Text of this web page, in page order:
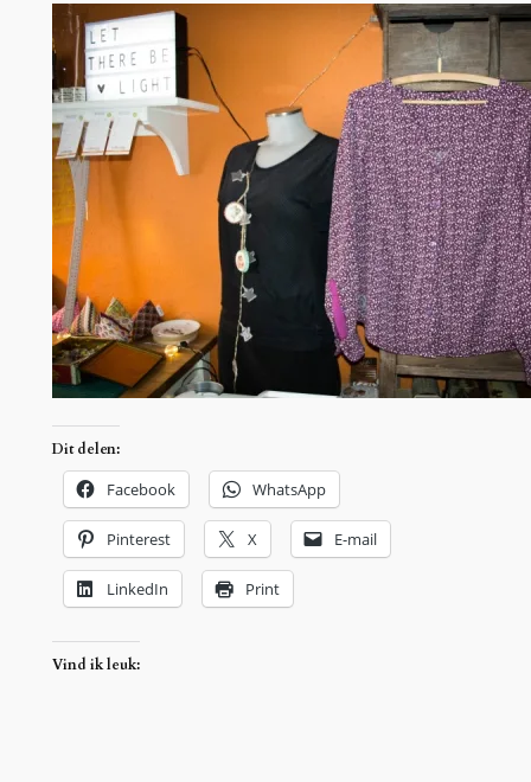
Dit delen:
Facebook WhatsApp
Pinterest X E-mail
LinkedIn Print
Vind ik leuk: